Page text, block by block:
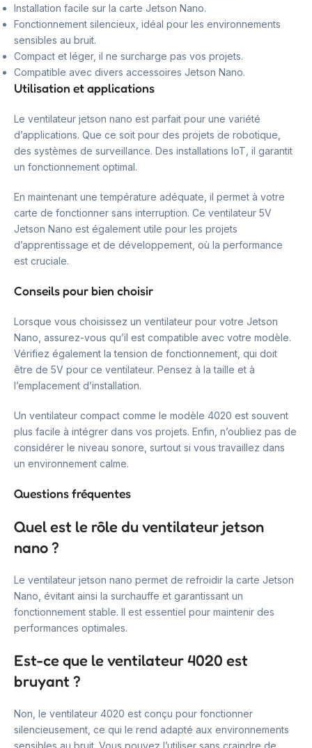
Installation facile sur la carte Jetson Nano.
Fonctionnement silencieux, idéal pour les environnements
sensibles au bruit.
Compact et léger, il ne surcharge pas vos projets.
Compatible avec divers accessoires Jetson Nano.
Utilisation et applications
Le ventilateur jetson nano est parfait pour une variété
d’applications. Que ce soit pour des projets de robotique,
des systèmes de surveillance. Des installations IoT, il garantit
un fonctionnement optimal.
En maintenant une température adéquate, il permet à votre
carte de fonctionner sans interruption. Ce ventilateur 5V
Jetson Nano est également utile pour les projets
d’apprentissage et de développement, où la performance
est cruciale.
Conseils pour bien choisir
Lorsque vous choisissez un ventilateur pour votre Jetson
Nano, assurez-vous qu’il est compatible avec votre modèle.
Vérifiez également la tension de fonctionnement, qui doit
être de 5V pour ce ventilateur. Pensez à la taille et à
l’emplacement d’installation.
Un ventilateur compact comme le modèle 4020 est souvent
plus facile à intégrer dans vos projets. Enfin, n’oubliez pas de
considérer le niveau sonore, surtout si vous travaillez dans
un environnement calme.
Questions fréquentes
Quel est le rôle du ventilateur jetson
nano ?
Le ventilateur jetson nano permet de refroidir la carte Jetson
Nano, évitant ainsi la surchauffe et garantissant un
fonctionnement stable. Il est essentiel pour maintenir des
performances optimales.
Est-ce que le ventilateur 4020 est
bruyant ?
Non, le ventilateur 4020 est conçu pour fonctionner
silencieusement, ce qui le rend adapté aux environnements
sensibles au bruit. Vous pouvez l’utiliser sans craindre de